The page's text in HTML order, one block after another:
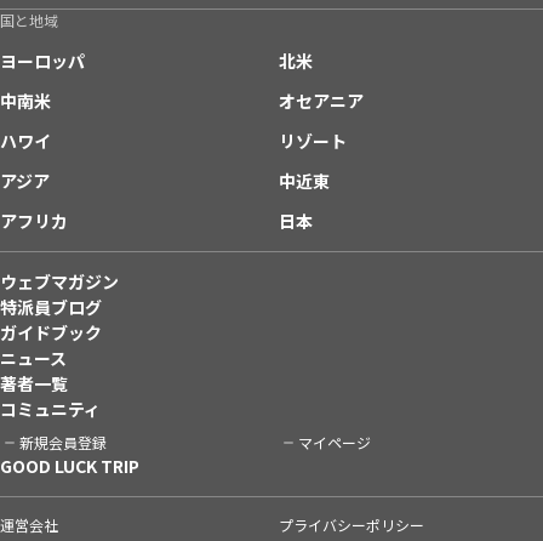
国と地域
ヨーロッパ
北米
中南米
オセアニア
ハワイ
リゾート
アジア
中近東
アフリカ
日本
ウェブマガジン
特派員ブログ
ガイドブック
ニュース
著者一覧
コミュニティ
新規会員登録 マイページ
GOOD LUCK TRIP
運営会社 プライバシーポリシー